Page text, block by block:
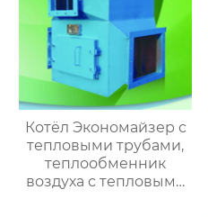
Котёл Экономайзер с
тепловыми трубами,
теплообменник
воздуха с тепловыми